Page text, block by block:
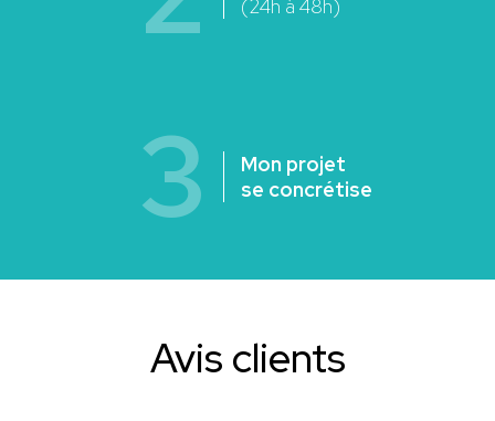
(24h à 48h)
3
Mon projet
se concrétise
Avis clients